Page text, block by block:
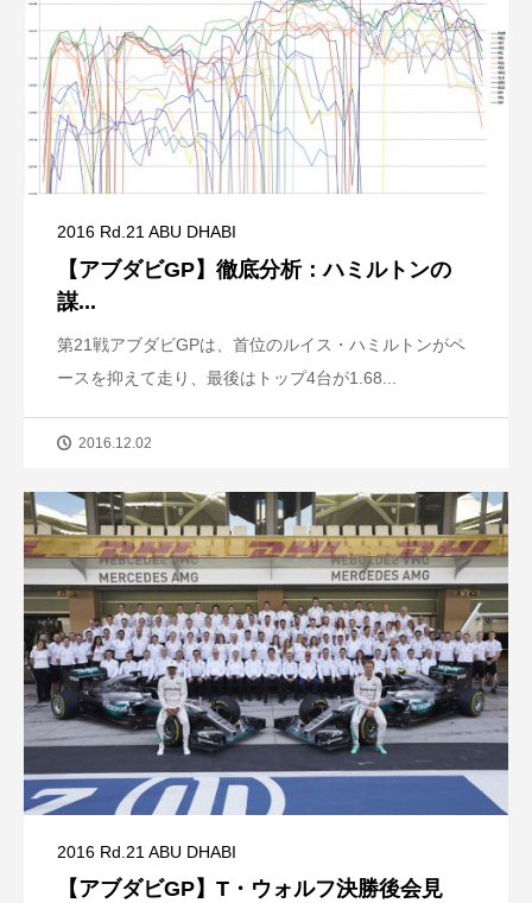
2016 Rd.21 ABU DHABI
【アブダビGP】徹底分析：ハミルトンの
謀...
第21戦アブダビGPは、首位のルイス・ハミルトンがペ
ースを抑えて走り、最後はトップ4台が1.68...
2016.12.02
2016 Rd.21 ABU DHABI
【アブダビGP】T・ウォルフ決勝後会見